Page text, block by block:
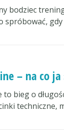
bodziec
spróbować, gdy
– na co
to bieg o
techniczne,